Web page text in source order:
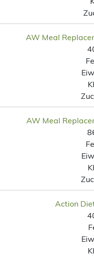
AW Meal
AW Meal
Action